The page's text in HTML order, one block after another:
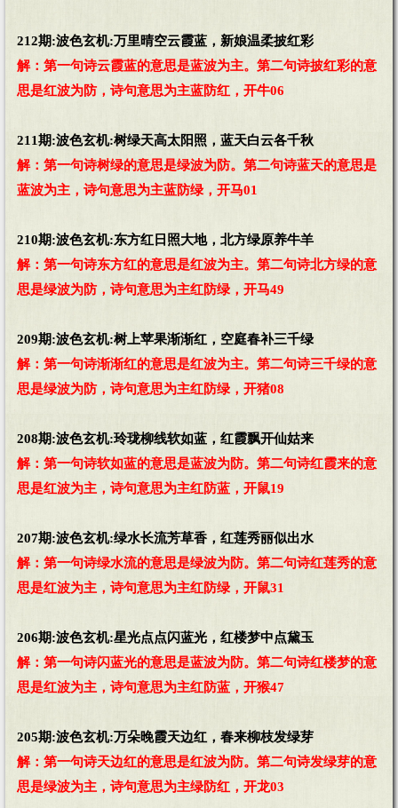
212期:波色玄机:万里晴空云霞蓝，新娘温柔披红彩
解：第一句诗云霞蓝的意思是蓝波为主。第二句诗披红彩的意
思是红波为防，诗句意思为主蓝防红，开牛06
211期:波色玄机:树绿天高太阳照，蓝天白云各千秋
解：第一句诗树绿的意思是绿波为防。第二句诗蓝天的意思是
蓝波为主，诗句意思为主蓝防绿，开马01
210期:波色玄机:东方红日照大地，北方绿原养牛羊
解：第一句诗东方红的意思是红波为主。第二句诗北方绿的意
思是绿波为防，诗句意思为主红防绿，开马49
209期:波色玄机:树上苹果渐渐红，空庭春补三千绿
解：第一句诗渐渐红的意思是红波为主。第二句诗三千绿的意
思是绿波为防，诗句意思为主红防绿，开猪08
208期:波色玄机:玲珑柳线软如蓝，红霞飘开仙姑来
解：第一句诗软如蓝的意思是蓝波为防。第二句诗红霞来的意
思是红波为主，诗句意思为主红防蓝，开鼠19
207期:波色玄机:绿水长流芳草香，红莲秀丽似出水
解：第一句诗绿水流的意思是绿波为防。第二句诗红莲秀的意
思是红波为主，诗句意思为主红防绿，开鼠31
206期:波色玄机:星光点点闪蓝光，红楼梦中点黛玉
解：第一句诗闪蓝光的意思是蓝波为防。第二句诗红楼梦的意
思是红波为主，诗句意思为主红防蓝，开猴47
205期:波色玄机:万朵晚霞天边红，春来柳枝发绿芽
解：第一句诗天边红的意思是红波为防。第二句诗发绿芽的意
思是绿波为主，诗句意思为主绿防红，开龙03